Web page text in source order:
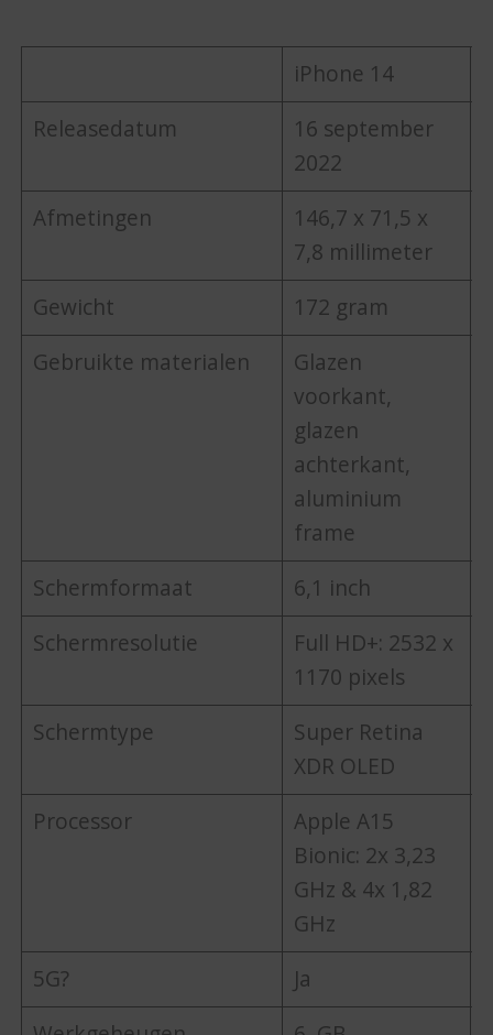
iPhone 14
Releasedatum
16 september
2022
Afmetingen
146,7 x 71,5 x
7,8 millimeter
Gewicht
172 gram
Gebruikte materialen
Glazen
voorkant,
glazen
achterkant,
aluminium
frame
Schermformaat
6,1 inch
Schermresolutie
Full HD+: 2532 x
1170 pixels
Schermtype
Super Retina
XDR OLED
Processor
Apple A15
Bionic: 2x 3,23
GHz & 4x 1,82
GHz
5G?
Ja